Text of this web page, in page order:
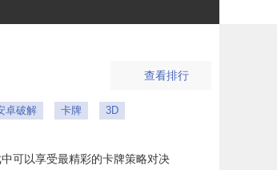
卓破解 卡牌 3D
可以享受最精彩的卡牌策略对决
查看排行